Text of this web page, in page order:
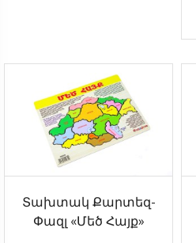
Տախտակ Քարտեզ-
Փազլ «Մեծ Հայք»